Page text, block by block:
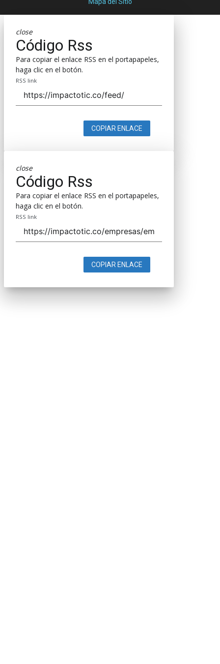
close
Código Rss
Para copiar el enlace RSS en el portapapeles,
haga clic en el botón.
RSS link
COPIAR ENLACE
close
Código Rss
Para copiar el enlace RSS en el portapapeles,
haga clic en el botón.
RSS link
COPIAR ENLACE